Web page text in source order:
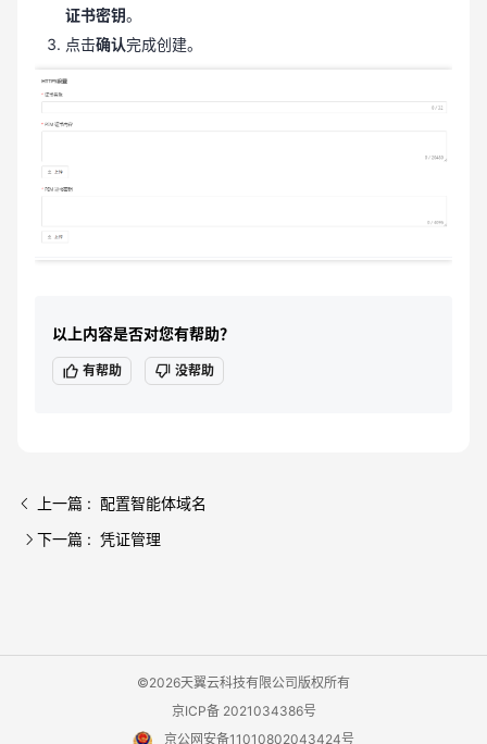
证书密钥。
点击确认完成创建。
以上内容是否对您有帮助？
有帮助 没帮助
上一篇 : 配置智能体域名
下一篇 : 凭证管理
©2026天翼云科技有限公司版权所有
京ICP备 2021034386号
京公网安备11010802043424号